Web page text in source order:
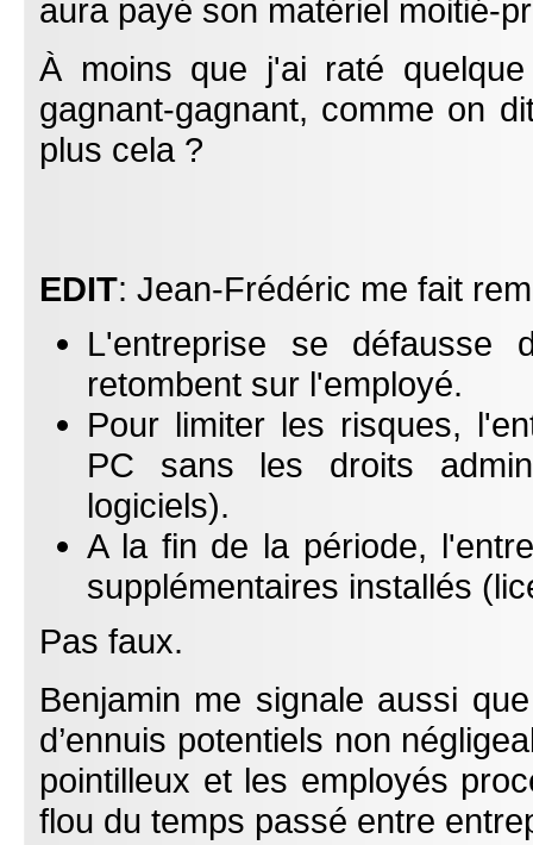
aura payé son matériel moitié-
À moins que j'ai raté
gagnant-gagnant, comme on
plus cela ?
EDIT: Jean-Frédéric me fait
L'entreprise se défausse
retombent sur l'employé.
Pour limiter les risques,
PC sans les droits
logiciels).
A la fin de la période,
supplémentaires installés
Pas faux.
Benjamin me signale aussi
d’ennuis potentiels non
pointilleux et les employés
flou du temps passé entre